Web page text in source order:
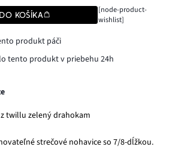
KOŠÍKA
[node-product-
wishlist]
produkt páči
tento produkt v priebehu 24h
twillu zelený drahokam
strečové nohavice so 7/8-dĺžkou.